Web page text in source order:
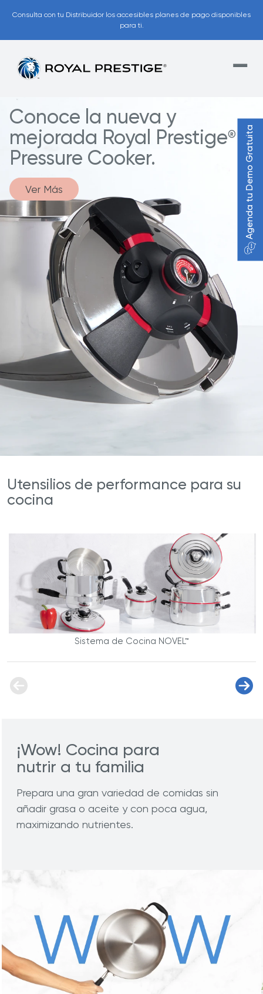
Consulta con tu Distribuidor los accesibles planes de pago disponibles
para ti.
Conoce la nueva y
mejorada Royal Prestige®
Pressure Cooker.
Ver Más
Utensilios de performance para su
cocina
Sistema de Cocina NOVEL™
¡Wow! Cocina para
nutrir a tu familia
Prepara una gran variedad de comidas sin
añadir grasa o aceite y con poca agua,
maximizando nutrientes.
Agenda tu Demo Gratuita